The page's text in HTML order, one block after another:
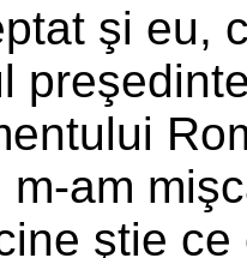
şi eu,
m-am
ştie